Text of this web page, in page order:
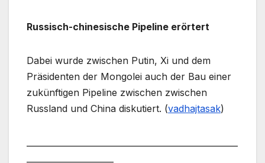
Russisch-chinesische Pipeline erörtert
Dabei wurde zwischen Putin, Xi und dem
Präsidenten der Mongolei auch der Bau einer
zukünftigen Pipeline zwischen zwischen
Russland und China diskutiert. (vadhajtasak)